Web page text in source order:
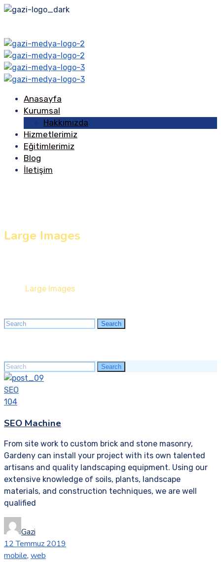
Anasayfa
Kurumsal
Hakkımızda
Hizmetlerimiz
Eğitimlerimiz
Blog
İletişim
Large Images
Large Images
Search
Search
Search
for:
Search
SEO
104
SEO Machine
From site work to custom brick and stone masonry,
Gardeny can install your project with its own talented
artisans and quality landscaping equipment. Using our
extensive knowledge of soils, plants, landscape
materials, and construction techniques, we are well
qualified
Gazi
12 Temmuz 2019
mobile, web